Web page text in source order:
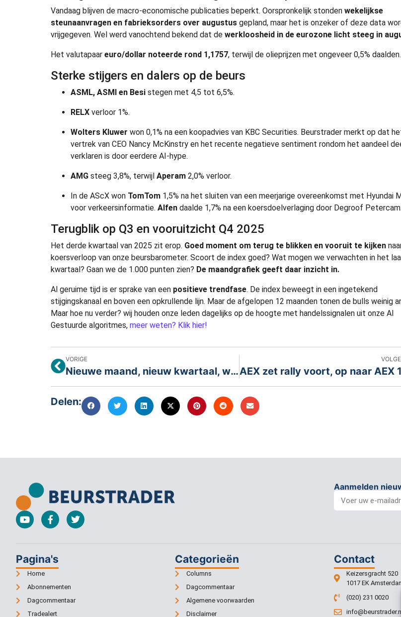
Vandaag blijven de macro-economische publicaties beperkt. Oorspronkelijk stonden wekelijkse
steunaanvragen en fabrieksorders over augustus gepland, maar het is onzeker of deze data
vrijgegeven. Wel werd vanochtend bekend dat de werkloosheid in de eurozone licht steeg in
Het valutapaar euro/dollar noteerde rond 1,1757, terwijl de olieprijzen met ongeveer 0,5% daalden.
Sterke stijgers en dalers op de beurs
ASML, ASMI en Besi stegen met 4,5 tot 6,5%.
RELX verloor 1%.
Wolters Kluwer won 0,1% na een koopadvies van KBC Securities. Beurstrader merkt op dat
vertrek van CEO Nancy McKinstry en het recente negatieve sentiment rondom het aandeel
verklaren is door eerdere AI-hype.
AMG steeg 3,8%, terwijl Aperam 2,0% verloor.
In de AScX won TomTom 1,5% na het sluiten van een meerjarige overeenkomst met Hyundai
voor verkeersinformatie. Alfen daalde 1,7% na een koersdoelverlaging door Degroof Petercam.
Terugblik op Q3 en vooruitzicht Q4 2025
Het derde kwartaal van 2025 zit erop. Goed moment om terug te blikken en vooruit te kijken
koersverloop van onze beursbarometer. Scoort de index goed? Wat mogen we verwachten in het
kwartaal? Gaan we de 1.000 punten zien? De maandgrafiek geeft daar inzicht in.
Al geruime tijd is er sprake van een positieve trendfase. De index beweegt in een ingetekend
stijgingskanaal en boven een opkrullende lijn. Maar de afgelopen 12 maanden tonen de bulls weinig
Maar hoe nu verder? wij houden onze leden dagelijks op de hoogte met handelssignalen uit onze AI
Gestuurde algoritmes, meer weten? Klik hier!
VORIGE
Nieuwe maand, nieuw kwartaal, wat mogen we verwachten?
Delen:
Aanmelden
Pagina's
Home
Abonnementen
Dagcommentaar
Tradealert
Categorieën
Columns
Dagcommentaar
Algemene voorwaarden
Disclaimer
Contact
Keizersgracht 520
1017 EK
(020) 231 0020
info@beurstrader.nl